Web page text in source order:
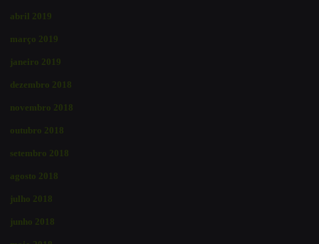
abril 2019
março 2019
janeiro 2019
dezembro 2018
novembro 2018
outubro 2018
setembro 2018
agosto 2018
julho 2018
junho 2018